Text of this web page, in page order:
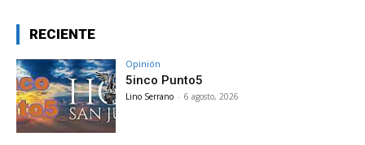
RECIENTE
Opinión
5inco Punto5
Lino Serrano - 6 agosto, 2026